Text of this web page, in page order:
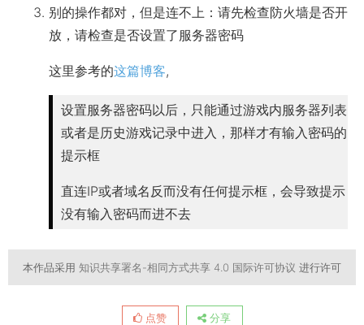
别的操作都对，但是连不上：请先检查防火墙是否开
放，请检查是否设置了服务器密码
这里参考的这篇博客,
设置服务器密码以后，只能通过游戏内服务器列表
或者是历史游戏记录中进入，那样才有输入密码的
提示框
直连IP或者域名反而没有任何提示框，会导致提示
没有输入密码而进不去
本作品采用 知识共享署名-相同方式共享 4.0 国际许可协议 进行许可
点赞 分享